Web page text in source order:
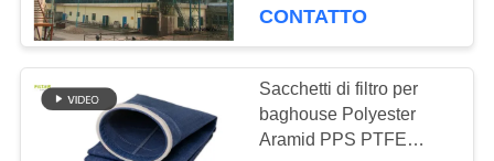
CONTATTO
Sacchetti di filtro per
baghouse Polyester
Aramid PPS PTFE